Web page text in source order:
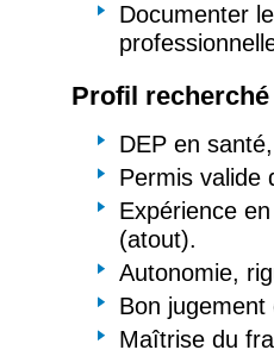
Documenter
Profil recherché
DEP en
Permis valide
Expérience
(atout).
Autonomie,
Bon
Maîtrise du